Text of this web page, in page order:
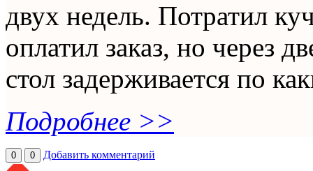
двух недель. Потратил
оплатил заказ, но через
стол задерживается по
Подробнее >>
0 0 Добавить комментарий